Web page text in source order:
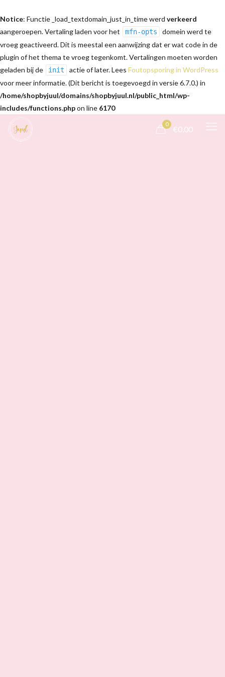
Notice: Functie _load_textdomain_just_in_time werd verkeerd
aangeroepen. Vertaling laden voor het
mfn-opts
domein werd te
vroeg geactiveerd. Dit is meestal een aanwijzing dat er wat code in de
plugin of het thema te vroeg tegenkomt. Vertalingen moeten worden
geladen bij de
init actie of later. Lees Foutopsporing in WordPress
voor meer informatie. (Dit bericht is toegevoegd in versie 6.7.0.) in
/home/shopbyjuul/domains/shopbyjuul.nl/public_html/wp-
includes/functions.phpon line 6170
0
€0,00